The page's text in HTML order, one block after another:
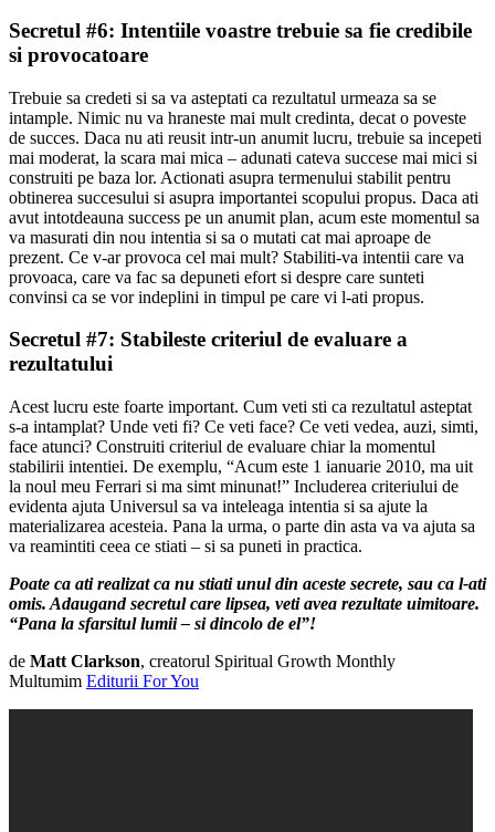
Secretul #6: Intentiile voastre trebuie sa fie credibile
si provocatoare
Trebuie sa credeti si sa va asteptati ca rezultatul urmeaza sa se
intample. Nimic nu va hraneste mai mult credinta, decat o poveste
de succes. Daca nu ati reusit intr-un anumit lucru, trebuie sa incepeti
mai moderat, la scara mai mica – adunati cateva succese mai mici si
construiti pe baza lor. Actionati asupra termenului stabilit pentru
obtinerea succesului si asupra importantei scopului propus. Daca ati
avut intotdeauna success pe un anumit plan, acum este momentul sa
va masurati din nou intentia si sa o mutati cat mai aproape de
prezent. Ce v-ar provoca cel mai mult? Stabiliti-va intentii care va
provoaca, care va fac sa depuneti efort si despre care sunteti
convinsi ca se vor indeplini in timpul pe care vi l-ati propus.
Secretul #7: Stabileste criteriul de evaluare a
rezultatului
Acest lucru este foarte important. Cum veti sti ca rezultatul asteptat
s-a intamplat? Unde veti fi? Ce veti face? Ce veti vedea, auzi, simti,
face atunci? Construiti criteriul de evaluare chiar la momentul
stabilirii intentiei. De exemplu, “Acum este 1 ianuarie 2010, ma uit
la noul meu Ferrari si ma simt minunat!” Includerea criteriului de
evidenta ajuta Universul sa va inteleaga intentia si sa ajute la
materializarea acesteia. Pana la urma, o parte din asta va va ajuta sa
va reamintiti ceea ce stiati – si sa puneti in practica.
Poate ca ati realizat ca nu stiati unul din aceste secrete, sau ca l-ati
omis. Adaugand secretul care lipsea, veti avea rezultate uimitoare.
“Pana la sfarsitul lumii – si dincolo de el”!
de Matt Clarkson, creatorul Spiritual Growth Monthly
Multumim Editurii For You